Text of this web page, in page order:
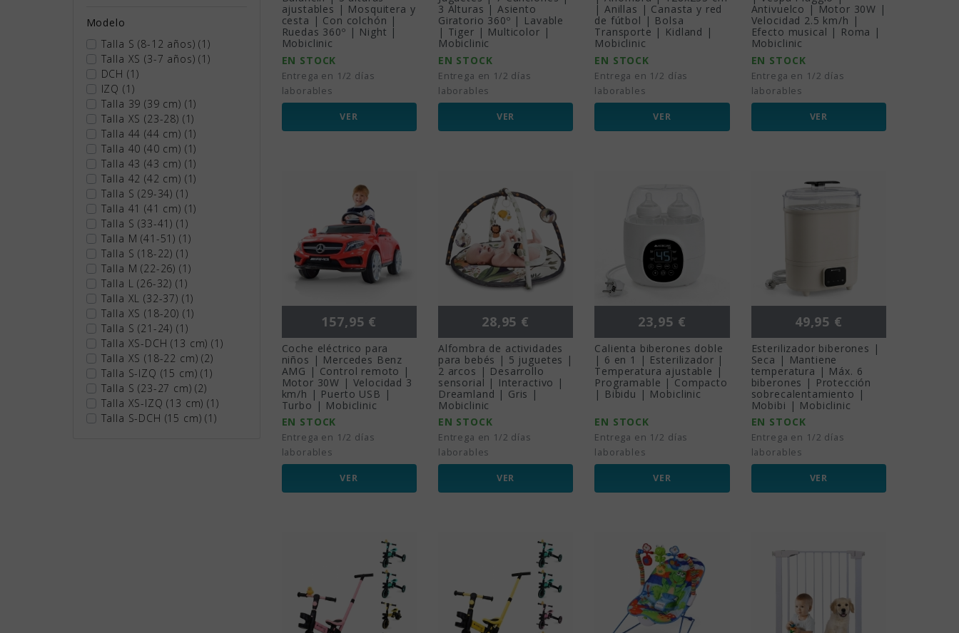
Modelo
Talla S (8-12 años)(1)
Talla XS (3-7 años)(1)
DCH (1)
IZQ (1)
Talla 39 (39 cm) (1)
Talla XS (23-28) (1)
Talla 44 (44 cm) (1)
Talla 40 (40 cm) (1)
Talla 43 (43 cm) (1)
Talla 42 (42 cm) (1)
Talla S (29-34) (1)
Talla 41 (41 cm) (1)
Talla S (33-41) (1)
Talla M (41-51) (1)
Talla S (18-22) (1)
Talla M (22-26) (1)
Talla L (26-32) (1)
Talla XL (32-37) (1)
Talla XS (18-20) (1)
Talla S (21-24) (1)
Talla XS-DCH (13 cm)(1)
Talla XS (18-22 cm)(2)
Talla S-IZQ (15 cm)(1)
Talla S (23-27 cm)(2)
Talla XS-IZQ (13 cm)(1)
Talla S-DCH (15 cm)(1)
ajustables | Mosquitera y
cesta | Con colchón |
Ruedas 360º | Night |
Mobiclinic
EN STOCK
Entrega en 1/2 días
laborables
VER
3 Alturas | Asiento
Giratorio 360º | Lavable
| Tiger | Multicolor |
Mobiclinic
EN STOCK
Entrega en 1/2 días
laborables
VER
| Anillas | Canasta y red
de fútbol | Bolsa
Transporte | Kidland |
Mobiclinic
EN STOCK
Entrega en 1/2 días
laborables
VER
Antivuelco | Motor 30W |
Velocidad 2.5 km/h |
Efecto musical | Roma |
Mobiclinic
EN STOCK
Entrega en 1/2 días
laborables
VER
Precio
157,95 €
Coche eléctrico para
niños | Mercedes Benz
AMG | Control remoto |
Motor 30W | Velocidad 3
km/h | Puerto USB |
Turbo | Mobiclinic
EN STOCK
Entrega en 1/2 días
laborables
VER
Precio
28,95 €
Alfombra de actividades
para bebés | 5 juguetes |
2 arcos | Desarrollo
sensorial | Interactivo |
Dreamland | Gris |
Mobiclinic
EN STOCK
Entrega en 1/2 días
laborables
VER
Precio
23,95 €
Calienta biberones doble
| 6 en 1 | Esterilizador |
Temperatura ajustable |
Programable | Compacto
| Bibidu | Mobiclinic
EN STOCK
Entrega en 1/2 días
laborables
VER
Precio
49,95 €
Esterilizador biberones |
Seca | Mantiene
temperatura | Máx. 6
biberones | Protección
sobrecalentamiento |
Mobibi | Mobiclinic
EN STOCK
Entrega en 1/2 días
laborables
VER